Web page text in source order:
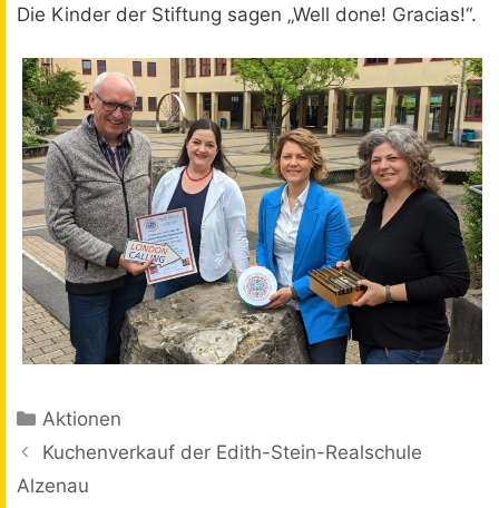
Die Kinder der Stiftung sagen „Well done! Gracias!“.
Kategorien
Aktionen
Beitrags-
Navigation
Kuchenverkauf der Edith-Stein-Realschule
Alzenau